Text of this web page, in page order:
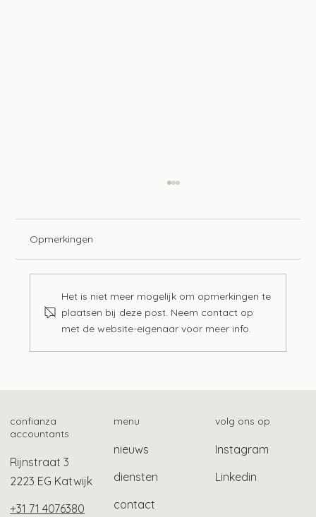
Opmerkingen
Het is niet meer mogelijk om opmerkingen te
plaatsen bij deze post. Neem contact op
met de website-eigenaar voor meer info.
confianza
accountants
Rijnstraat 3
2223 EG Katwijk
+31 71 4076380
menu
nieuws
diensten
contact
volg ons op
Instagram
Linkedin